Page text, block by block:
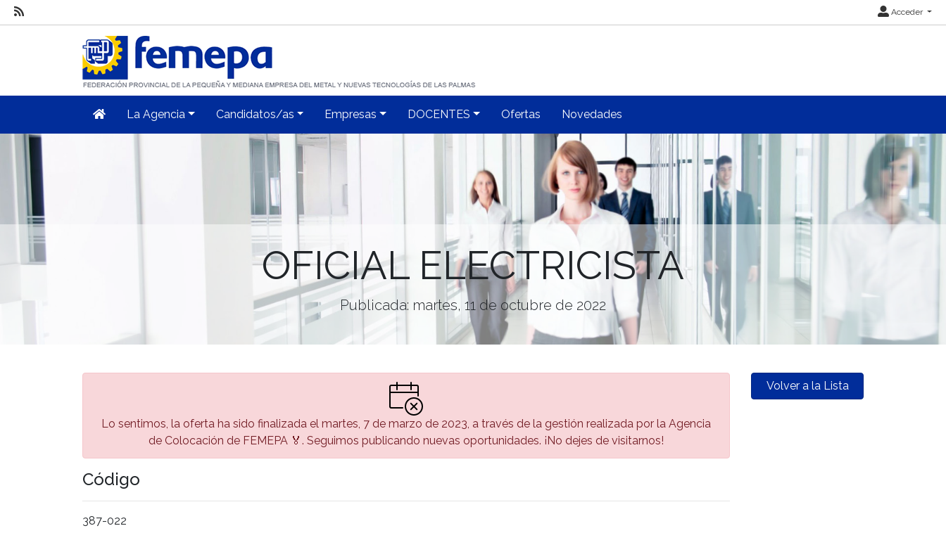
Acceder
La Agencia Candidatos/as Empresas DOCENTES Ofertas Novedades
OFICIAL ELECTRICISTA
Publicada: martes, 11 de octubre de 2022
Lo sentimos, la oferta ha sido finalizada el martes, 7 de marzo de 2023, a través de la gestión realizada por la Agencia
de Colocación de FEMEPA 🏅. Seguimos publicando nuevas oportunidades. ¡No dejes de visitarnos!
Código
387-022
Volver a la Lista